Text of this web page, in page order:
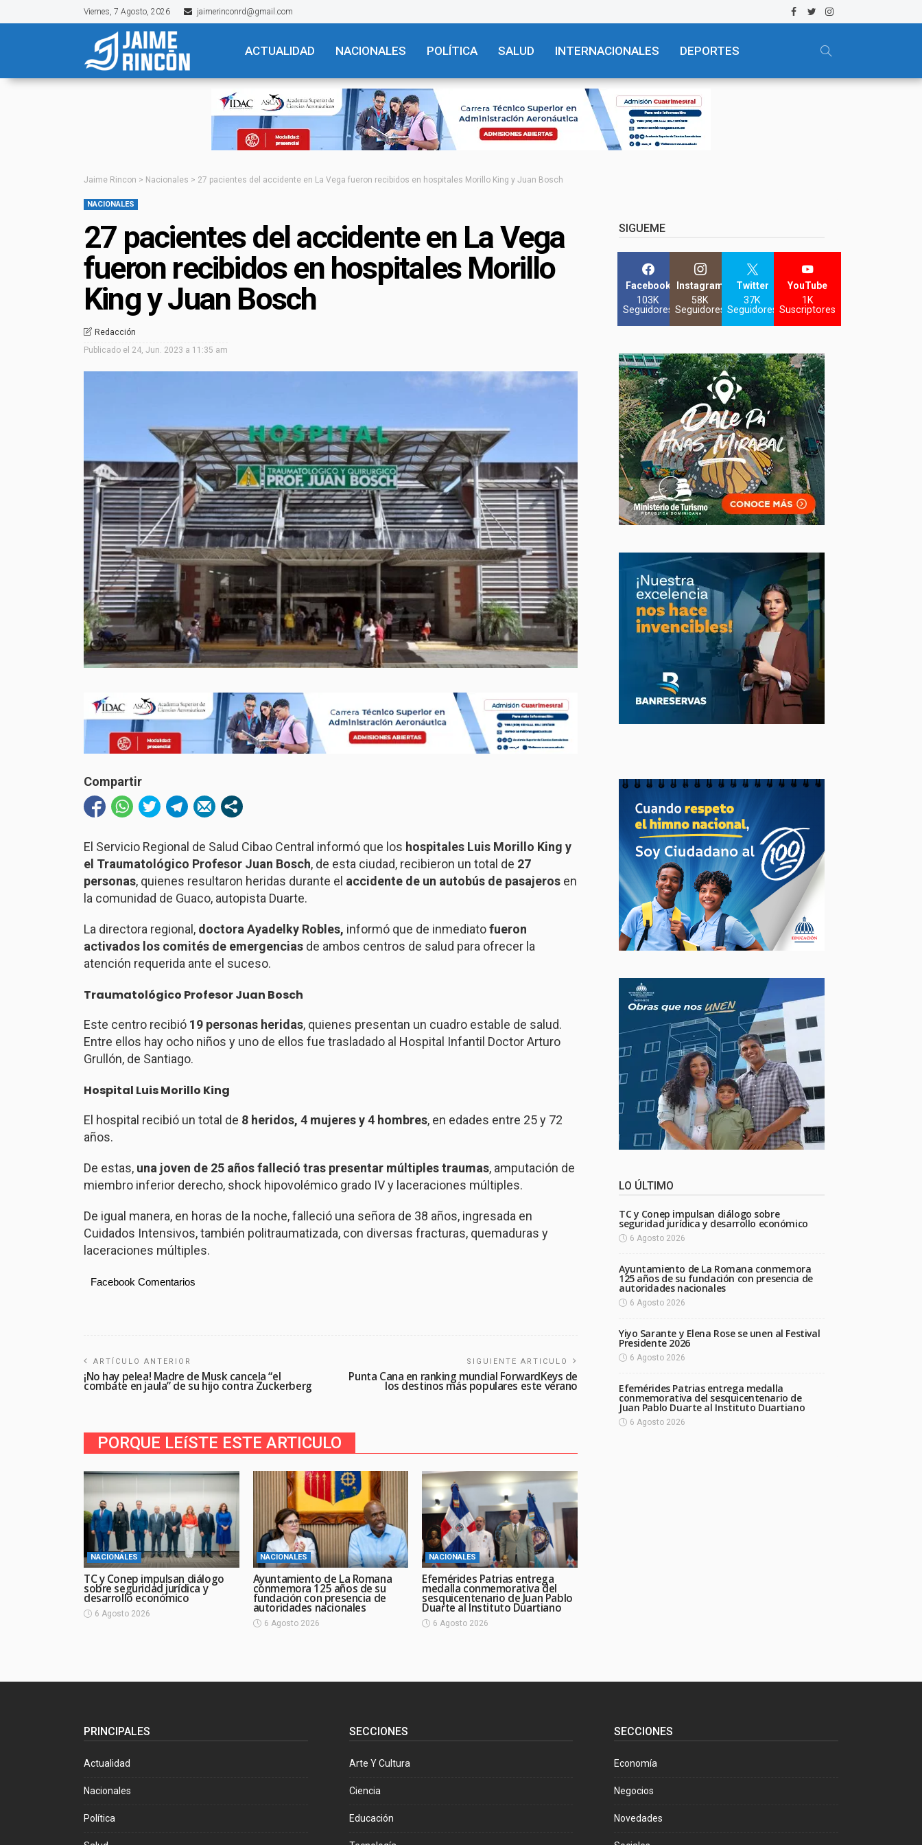
Viernes, 7 Agosto, 2026 jaimerinconrd@gmail.com
ACTUALIDAD NACIONALES POLÍTICA SALUD INTERNACIONALES DEPORTES
Jaime Rincon > Nacionales > 27 pacientes del accidente en La Vega fueron recibidos en hospitales Morillo King y Juan Bosch
NACIONALES
27 pacientes del accidente en La Vega
fueron recibidos en hospitales Morillo
King y Juan Bosch
Redacción
Publicado el 24, Jun. 2023 a 11:35 am
Compartir
El Servicio Regional de Salud Cibao Central informó que los hospitales Luis Morillo King y
el Traumatológico Profesor Juan Bosch, de esta ciudad, recibieron un total de 27
personas, quienes resultaron heridas durante el accidente de un autobús de pasajeros en
la comunidad de Guaco, autopista Duarte.
La directora regional, doctora Ayadelky Robles, informó que de inmediatofueron
activados los comités de emergencias de ambos centros de salud para ofrecer la
atención requerida ante el suceso.
Traumatológico Profesor Juan Bosch
Este centro recibió 19 personas heridas, quienes presentan un cuadro estable de salud.
Entre ellos hay ocho niños y uno de ellos fue trasladado al Hospital Infantil Doctor Arturo
Grullón, de Santiago.
Hospital Luis Morillo King
El hospital recibió un total de 8 heridos, 4 mujeres y 4 hombres, en edades entre 25 y 72
años.
De estas, una joven de 25 años falleció tras presentar múltiples traumas, amputación de
miembro inferior derecho, shock hipovolémico grado IV y laceraciones múltiples.
De igual manera, en horas de la noche, falleció una señora de 38 años, ingresada en
Cuidados Intensivos, también politraumatizada, con diversas fracturas, quemaduras y
laceraciones múltiples.
Facebook Comentarios
ARTÍCULO ANTERIOR
¡No hay pelea! Madre de Musk cancela “el
combate en jaula” de su hijo contra Zuckerberg
SIGUIENTE ARTICULO
Punta Cana en ranking mundial ForwardKeys de
los destinos más populares este verano
PORQUE LEíSTE ESTE ARTICULO
NACIONALES
TC y Conep impulsan diálogo
sobre seguridad jurídica y
desarrollo económico
6 Agosto 2026
NACIONALES
Ayuntamiento de La Romana
conmemora 125 años de su
fundación con presencia de
autoridades nacionales
6 Agosto 2026
NACIONALES
Efemérides Patrias entrega
medalla conmemorativa del
sesquicentenario de Juan Pablo
Duarte al Instituto Duartiano
6 Agosto 2026
SIGUEME
Facebook
103K
Seguidores
Instagram
58K
Seguidores
Twitter
37K
Seguidores
YouTube
1K
Suscriptores
LO ÚLTIMO
TC y Conep impulsan diálogo sobre
seguridad jurídica y desarrollo económico
6 Agosto 2026
Ayuntamiento de La Romana conmemora
125 años de su fundación con presencia de
autoridades nacionales
6 Agosto 2026
Yiyo Sarante y Elena Rose se unen al Festival
Presidente 2026
6 Agosto 2026
Efemérides Patrias entrega medalla
conmemorativa del sesquicentenario de
Juan Pablo Duarte al Instituto Duartiano
6 Agosto 2026
PRINCIPALES
Actualidad
Nacionales
Política
SECCIONES
Arte Y Cultura
Ciencia
Educación
SECCIONES
Economía
Negocios
Novedades